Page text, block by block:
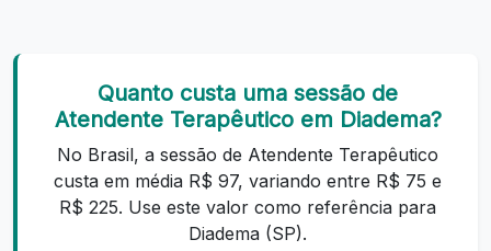
Quanto custa uma sessão de
Atendente Terapêutico em Diadema?
No Brasil, a sessão de Atendente Terapêutico
custa em média R$ 97, variando entre R$ 75 e
R$ 225. Use este valor como referência para
Diadema (SP).